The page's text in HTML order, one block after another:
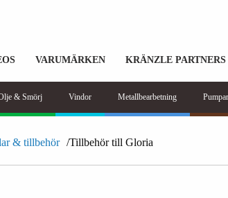
VARUMÄRKEN KRÄNZLE PARTNERS
& Smörj Vindor Metallbearbetning Pumpar
& tillbehör Tillbehör till Gloria